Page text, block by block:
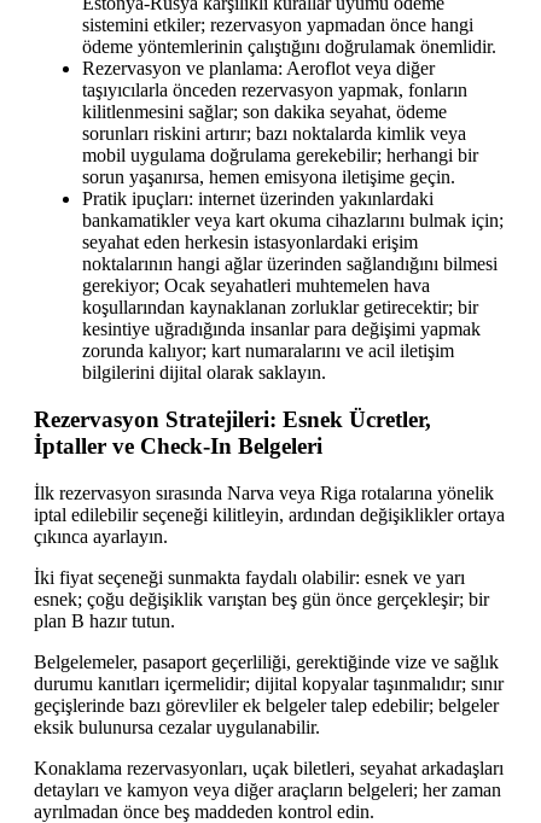
sistemini etkiler; rezervasyon yapmadan önce hangi
ödeme yöntemlerinin çalıştığını doğrulamak önemlidir.
Rezervasyon ve planlama: Aeroflot veya diğer
taşıyıcılarla önceden rezervasyon yapmak, fonların
kilitlenmesini sağlar; son dakika seyahat, ödeme
sorunları riskini artırır; bazı noktalarda kimlik veya
mobil uygulama doğrulama gerekebilir; herhangi bir
sorun yaşanırsa, hemen emisyona iletişime geçin.
Pratik ipuçları: internet üzerinden yakınlardaki
bankamatikler veya kart okuma cihazlarını bulmak için;
seyahat eden herkesin istasyonlardaki erişim
noktalarının hangi ağlar üzerinden sağlandığını bilmesi
gerekiyor; Ocak seyahatleri muhtemelen hava
koşullarından kaynaklanan zorluklar getirecektir; bir
kesintiye uğradığında insanlar para değişimi yapmak
zorunda kalıyor; kart numaralarını ve acil iletişim
bilgilerini dijital olarak saklayın.
Rezervasyon Stratejileri: Esnek Ücretler,
İptaller ve Check-In Belgeleri
İlk rezervasyon sırasında Narva veya Riga rotalarına yönelik
iptal edilebilir seçeneği kilitleyin, ardından değişiklikler ortaya
çıkınca ayarlayın.
İki fiyat seçeneği sunmakta faydalı olabilir: esnek ve yarı
esnek; çoğu değişiklik varıştan beş gün önce gerçekleşir; bir
plan B hazır tutun.
Belgelemeler, pasaport geçerliliği, gerektiğinde vize ve sağlık
durumu kanıtları içermelidir; dijital kopyalar taşınmalıdır; sınır
geçişlerinde bazı görevliler ek belgeler talep edebilir; belgeler
eksik bulunursa cezalar uygulanabilir.
Konaklama rezervasyonları, uçak biletleri, seyahat arkadaşları
detayları ve kamyon veya diğer araçların belgeleri; her zaman
ayrılmadan önce beş maddeden kontrol edin.